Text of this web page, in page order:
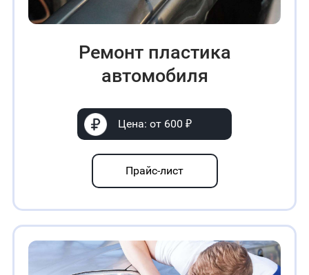
Ремонт пластика
автомобиля
Цена: от 600 ₽
Прайс-лист